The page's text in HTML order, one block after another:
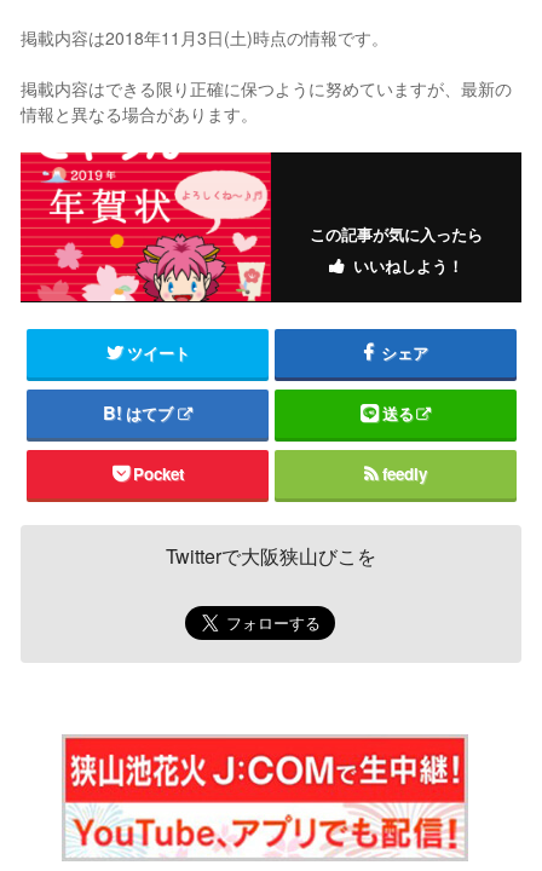
掲載内容は2018年11月3日(土)時点の情報です。
掲載内容はできる限り正確に保つように努めていますが、最新の
情報と異なる場合があります。
この記事が気に入ったら
いいねしよう！
ツイート シェア
はてブ 送る
Pocket feedly
Twitterで大阪狭山びこを